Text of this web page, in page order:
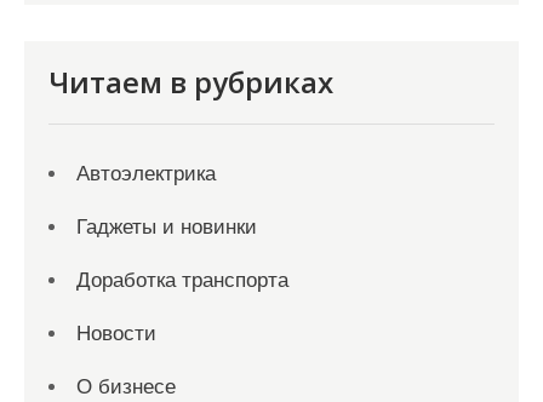
Читаем в рубриках
Автоэлектрика
Гаджеты и новинки
Доработка транспорта
Новости
О бизнесе